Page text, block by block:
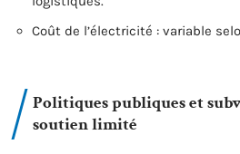
Coût de l’électricité : variable
Politiques publiques et
soutien limité